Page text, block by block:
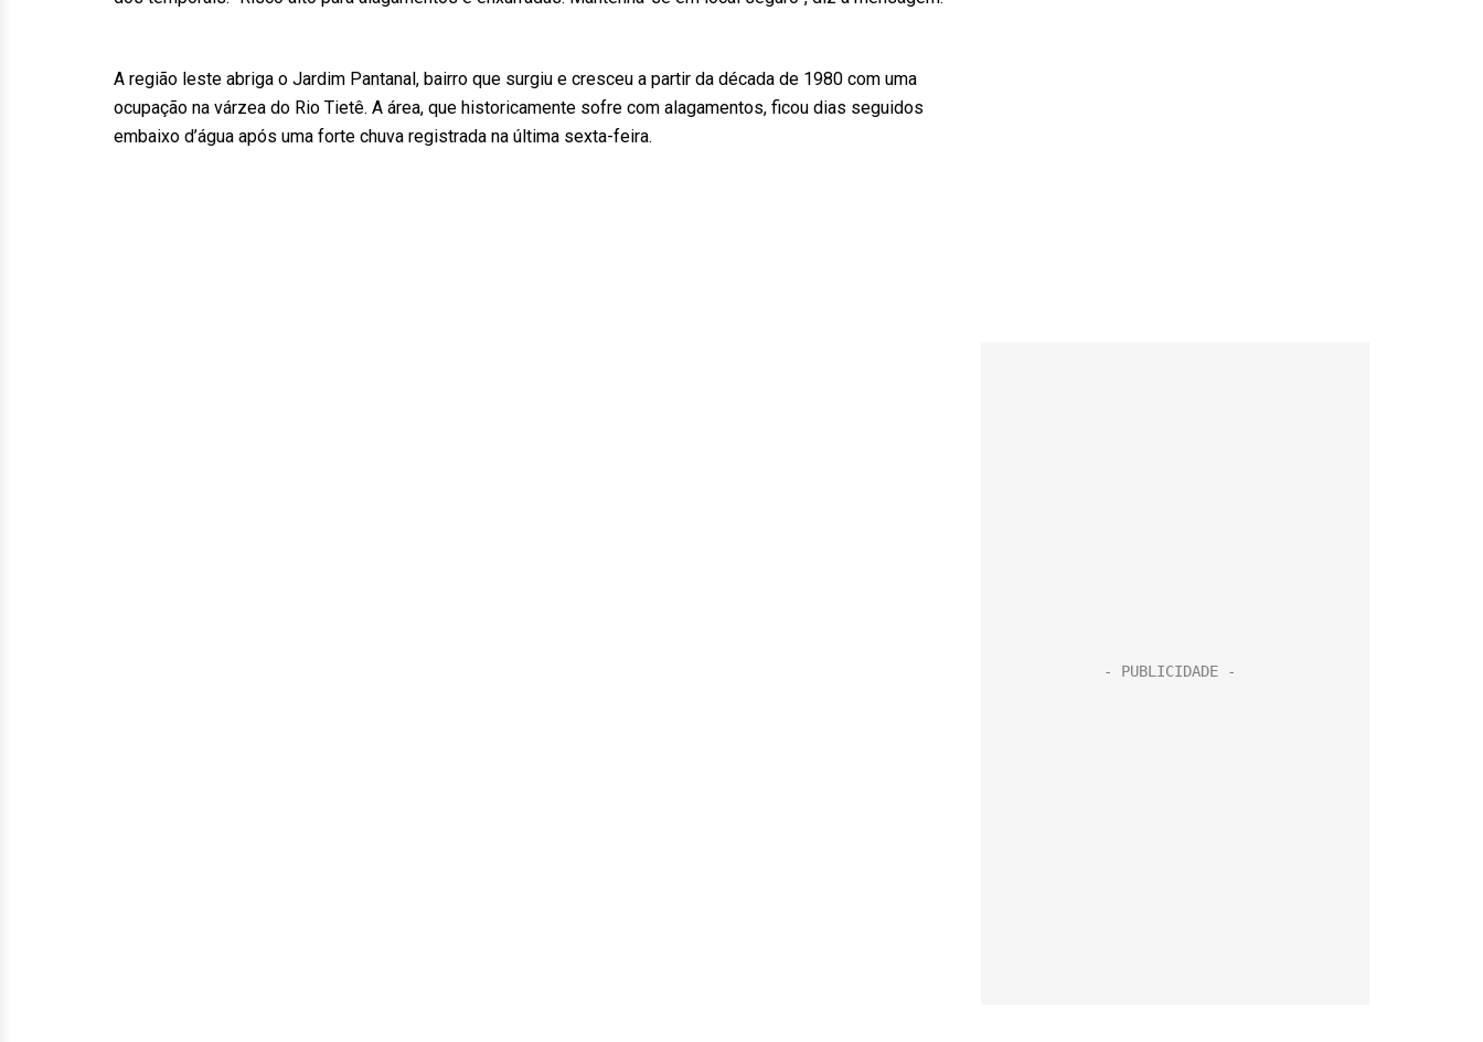
A região leste abriga o Jardim Pantanal, bairro que surgiu e cresceu a partir da década de 1980 com uma
ocupação na várzea do Rio Tietê. A área, que historicamente sofre com alagamentos, ficou dias seguidos
embaixo d’água após uma forte chuva registrada na última sexta-feira.